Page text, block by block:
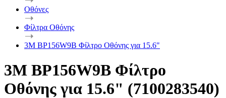
Οθόνες
Φίλτρα Οθόνης
3M BP156W9B Φίλτρο Οθόνης για 15.6"
3M BP156W9B Φίλτρο
Οθόνης για 15.6" (7100283540)